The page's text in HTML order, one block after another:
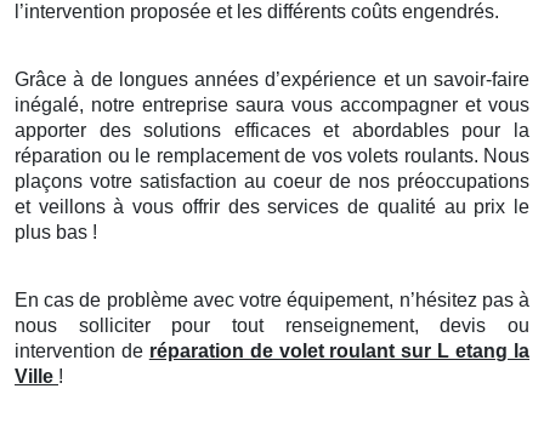
l’intervention proposée et les différents coûts engendrés.
Grâce à de longues années d’expérience et un savoir-faire
inégalé, notre entreprise saura vous accompagner et vous
apporter des solutions efficaces et abordables pour la
réparation ou le remplacement de vos volets roulants. Nous
plaçons votre satisfaction au coeur de nos préoccupations
et veillons à vous offrir des services de qualité au prix le
plus bas !
En cas de problème avec votre équipement, n’hésitez pas à
nous solliciter pour tout renseignement, devis ou
intervention de réparation de volet roulant sur L etang la
Ville !